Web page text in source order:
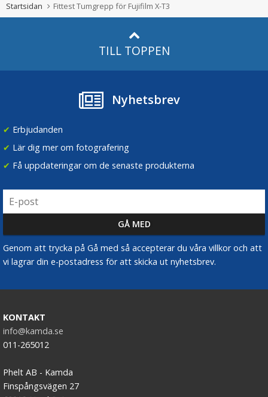
Startsidan Fittest Tumgrepp för Fujifilm X-T3
TILL TOPPEN
Nyhetsbrev
✔ Erbjudanden
✔ Lär dig mer om fotografering
✔ Få uppdateringar om de senaste produkterna
Genom att trycka på Gå med så accepterar du våra villkor och att
vi lagrar din e-postadress för att skicka ut nyhetsbrev.
KONTAKT
info@kamda.se
011-265012
Phelt AB - Kamda
Finspångsvägen 27